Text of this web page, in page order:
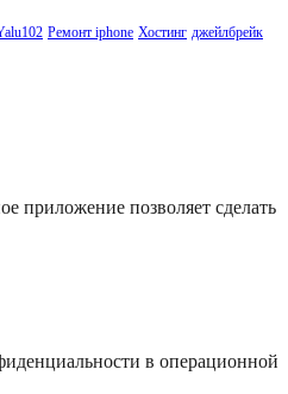
Ремонт iphone Хостинг джейлбрейк
приложение позволяет сделать
в операционной